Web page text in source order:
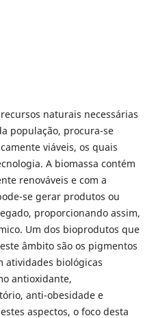
naturais necessárias
população, procura-se
viáveis, os quais
A biomassa contém
renováveis e com a
se gerar produtos ou
proporcionando assim,
Um dos bioprodutos que
âmbito são os pigmentos
atividades biológicas
antioxidante,
anti-obesidade e
aspectos, o foco desta